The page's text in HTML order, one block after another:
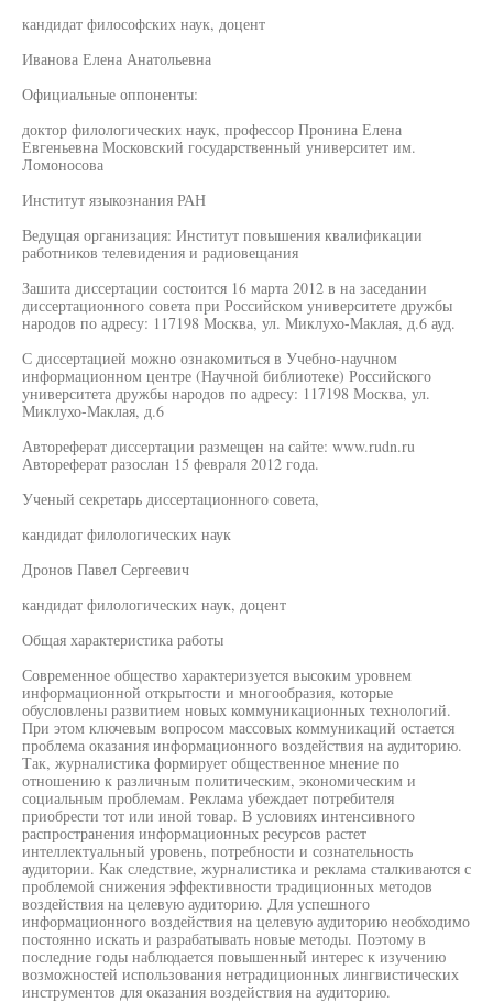
кандидат философских наук, доцент
Иванова Елена Анатольевна
Официальные оппоненты:
доктор филологических наук, профессор Пронина Елена
Евгеньевна Московский государственный университет им.
Ломоносова
Институт языкознания РАН
Ведущая организация: Институт повышения квалификации
работников телевидения и радиовещания
Зашита диссертации состоится 16 марта 2012 в на заседании
диссертационного совета при Российском университете дружбы
народов по адресу: 117198 Москва, ул. Миклухо-Маклая, д.6 ауд.
С диссертацией можно ознакомиться в Учебно-научном
информационном центре (Научной библиотеке) Российского
университета дружбы народов по адресу: 117198 Москва, ул.
Миклухо-Маклая, д.6
Автореферат диссертации размещен на сайте: www.rudn.ru
Автореферат разослан 15 февраля 2012 года.
Ученый секретарь диссертационного совета,
кандидат филологических наук
Дронов Павел Сергеевич
кандидат филологических наук, доцент
Общая характеристика работы
Современное общество характеризуется высоким уровнем
информационной открытости и многообразия, которые
обусловлены развитием новых коммуникационных технологий.
При этом ключевым вопросом массовых коммуникаций остается
проблема оказания информационного воздействия на аудиторию.
Так, журналистика формирует общественное мнение по
отношению к различным политическим, экономическим и
социальным проблемам. Реклама убеждает потребителя
приобрести тот или иной товар. В условиях интенсивного
распространения информационных ресурсов растет
интеллектуальный уровень, потребности и сознательность
аудитории. Как следствие, журналистика и реклама сталкиваются с
проблемой снижения эффективности традиционных методов
воздействия на целевую аудиторию. Для успешного
информационного воздействия на целевую аудиторию необходимо
постоянно искать и разрабатывать новые методы. Поэтому в
последние годы наблюдается повышенный интерес к изучению
возможностей использования нетрадиционных лингвистических
инструментов для оказания воздействия на аудиторию.